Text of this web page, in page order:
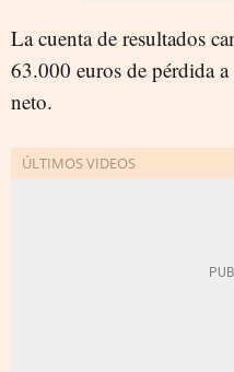
La cuenta de resultados
63.000 euros de pérdida
neto.